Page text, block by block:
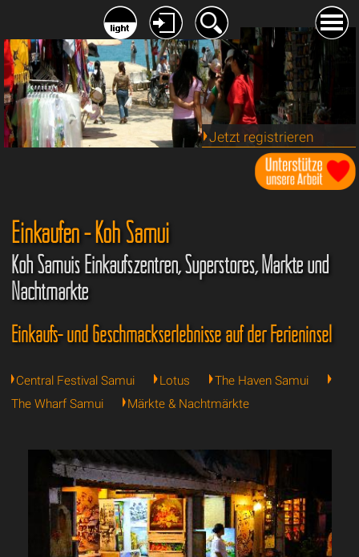
Jetzt registrieren
Einkaufen - Koh Samui
Koh Samuis Einkaufszentren, Superstores, Märkte und
Nachtmärkte
Einkaufs- und Geschmackserlebnisse auf der Ferieninsel
Central Festival Samui Lotus
The Haven Samui
The Wharf Samui
Märkte & Nachtmärkte